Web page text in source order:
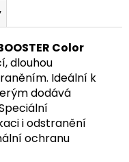
Color
dlouhou
Ideální k
dodává
i odstranění
ochranu